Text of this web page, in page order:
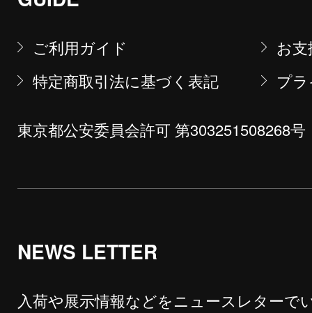
ご利用ガイド
お
特定商取引法に基づく表記
プ
東京都公安委員会許可 第303251508268号
NEWS LETTER
入荷や展示情報などをニュースレターで